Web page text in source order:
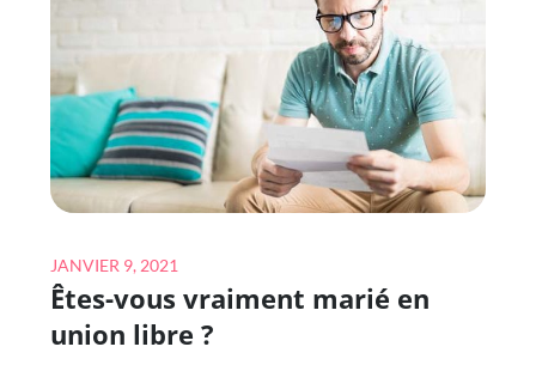
LESQUELLES
UNE
BONNE
VENTILATION
EST
Posted
on
JANVIER 9, 2021
Êtes-vous vraiment marié en
union libre ?